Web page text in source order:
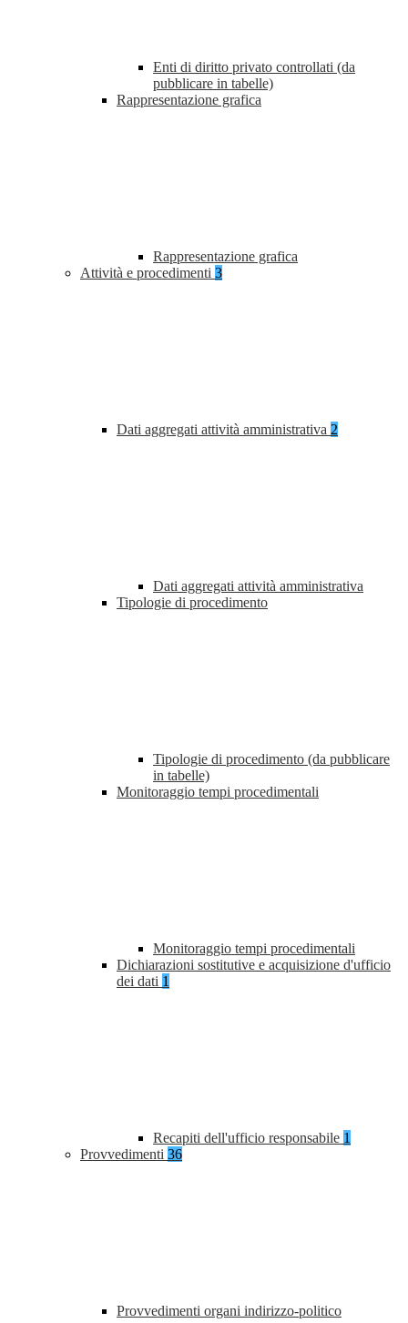
Enti di diritto privato controllati (da
pubblicare in tabelle)
Rappresentazione grafica
Rappresentazione grafica
Attività e procedimenti 3
Dati aggregati attività amministrativa 2
Dati aggregati attività amministrativa
Tipologie di procedimento
Tipologie di procedimento (da pubblicare
in tabelle)
Monitoraggio tempi procedimentali
Monitoraggio tempi procedimentali
Dichiarazioni sostitutive e acquisizione d'ufficio
dei dati 1
Recapiti dell'ufficio responsabile 1
Provvedimenti 36
Provvedimenti organi indirizzo-politico